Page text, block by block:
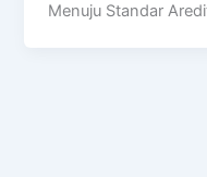
Menuju Standar